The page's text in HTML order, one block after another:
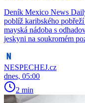
Deník Mexico News
poblíž karibského
mayská nádoba s
jeskyni na soukromém
NESPECHEJ.cz
dnes, 05:00
2 min